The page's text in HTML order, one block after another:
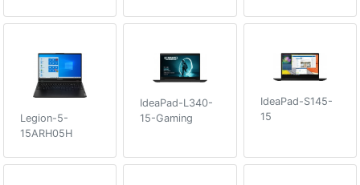
Legion-5-
15ARH05H
IdeaPad-L340-
15-Gaming
IdeaPad-S145-
15